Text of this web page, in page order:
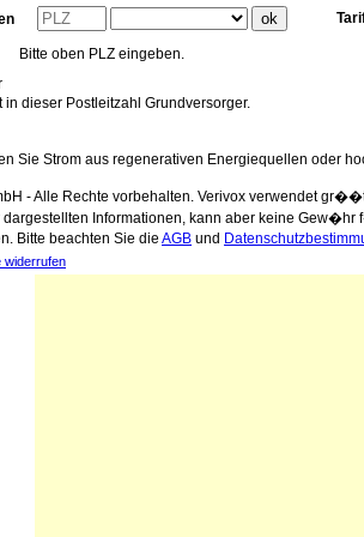
Bitte oben PLZ eingeben.
in dieser Postleitzahl Grundversorger.
Sie Strom aus regenerativen Energiequellen oder
- Alle Rechte vorbehalten. Verivox verwendet
Informationen, kann aber keine
Bitte beachten Sie die AGB und
widerrufen